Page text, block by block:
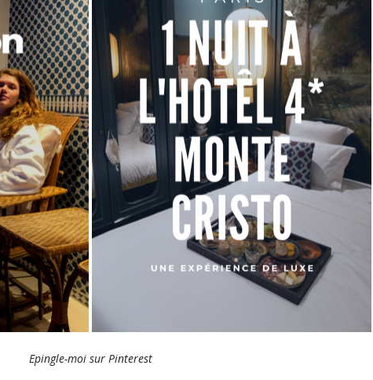
Epingle-moi sur Pinterest